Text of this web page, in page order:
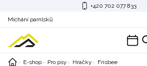
+420 702 077 833
Míchání pamlsků
E-shop Pro psy Hračky Frisbee